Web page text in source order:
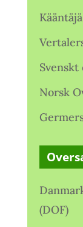
Norsk
(DOF)